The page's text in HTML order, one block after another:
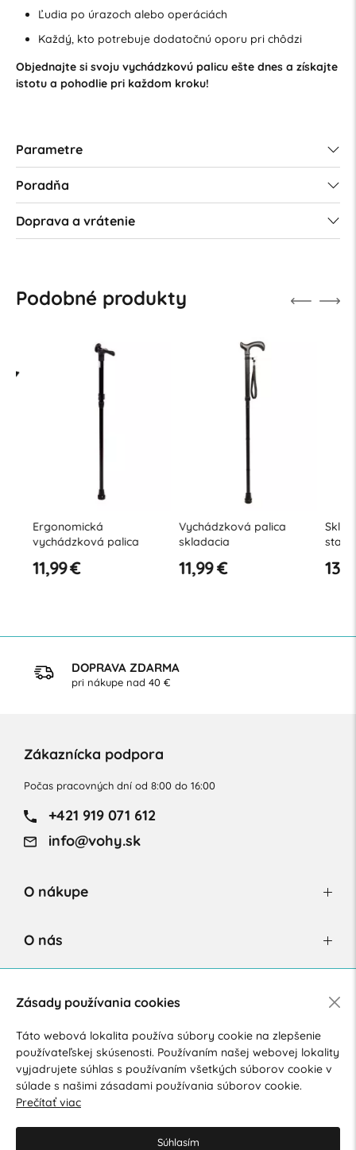
Ľudia po úrazoch alebo operáciách
Každý, kto potrebuje dodatočnú oporu pri chôdzi
Objednajte si svoju vychádzkovú palicu ešte dnes a získajte
istotu a pohodlie pri každom kroku!
Parametre
Poradňa
Doprava a vrátenie
Podobné produkty
Ergonomická
vychádzková palica
11,99 €
Vychádzková palica
skladacia
11,99 € 13,90
DOPRAVA ZDARMA
pri nákupe nad 40 €
Zákaznícka podpora
Počas pracovných dní od 8:00 do 16:00
+421 919 071 612
info@vohy.sk
O nákupe
O nás
Súhlasím so spracovaním osobných údajov pre marketingové
účely.Zásady ochrany osobných údajov.
Zásady používania cookies
Táto webová lokalita používa súbory cookie na zlepšenie
používateľskej skúsenosti. Používaním našej webovej lokality
vyjadrujete súhlas s používaním všetkých súborov cookie v
súlade s našimi zásadami používania súborov cookie.
Prečítať viac
Súhlasím